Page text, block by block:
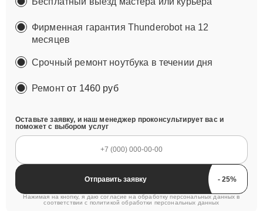
Фирменная гарантия Thunderobot на 12
месяцев
Срочный ремонт ноутбука в течении дня
Ремонтот 1460 руб
Оставьте заявку, и наш менеджер проконсультирует вас и
поможет с выбором услуг
Отправить заявку
Нажимая на кнопку, я даю согласие на обработку персональных данных в
соответствии с политикой обработки персональных данных